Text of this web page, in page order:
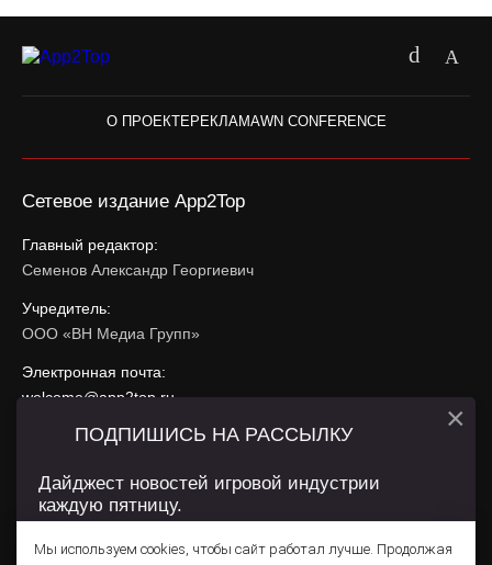
О ПРОЕКТЕРЕКЛАМАWN CONFERENCE
Сетевое издание App2Top
Главный редактор:
Семенов Александр Георгиевич
Учредитель:
ООО «ВН Медиа Групп»
Электронная почта:
welcome@app2top.ru
При использовании материалов активная ссылка на
Сайт использует IP адреса, cookie, данные геолокации
использования содержатся вПолитике конфиденциальностии
Мы используем cookies, чтобы сайт работал лучше. Продолжая
ПОДПИШИСЬ НА РАССЫЛКУ
Дайджест новостей игровой индустрии
каждую пятницу.
×